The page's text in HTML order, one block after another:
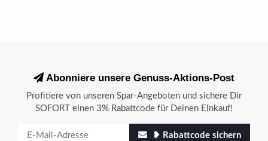
Abonniere unsere Genuss-Aktions-Post
Profitiere von unseren Spar-Angeboten und sichere Dir
SOFORT einen 3% Rabattcode für Deinen Einkauf!
❥ Rabattcode sichern